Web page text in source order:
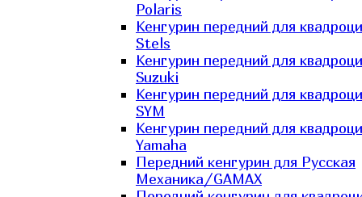
Polaris
Кенгурин передний для
Stels
Кенгурин передний для
Suzuki
Кенгурин передний для
SYM
Кенгурин передний для
Yamaha
Передний кенгурин для Русская
Механика/GAMAX